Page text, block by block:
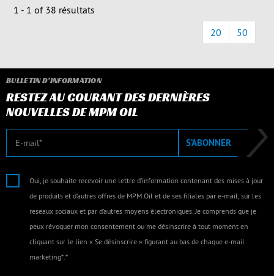
1 - 1 of 38 résultats
20
50
BULLETIN D’INFORMATION
RESTEZ AU COURANT DES DERNIÈRES
NOUVELLES DE MPM OIL
E-mail S’ABONNER
Oui, je souhaite recevoir une lettre d’information contenant des mises à jour
de produits et d’autres offres de MPM Oil et de ses filiales par e-mail, sur les
réseaux sociaux et par d’autres moyens électroniques. Je comprends que je
peux révoquer mon consentement ou me désinscrire à tout moment en
cliquant sur le lien « Se désinscrire » figurant au bas de chaque e-mail
marketing*.*